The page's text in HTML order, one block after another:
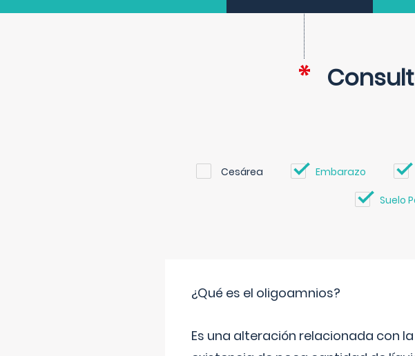
Cesárea Embarazo
Suelo
¿Qué es el oligoamnios?
Es una alteración relacionada con